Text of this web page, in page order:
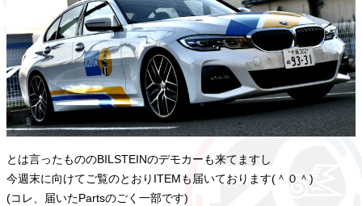
とは言ったもののBILSTEINのデモカーも来てますし
今週末に向けてご覧のとおりITEMも届いております(＾０＾)
(コレ、届いたPartsのごく一部です)